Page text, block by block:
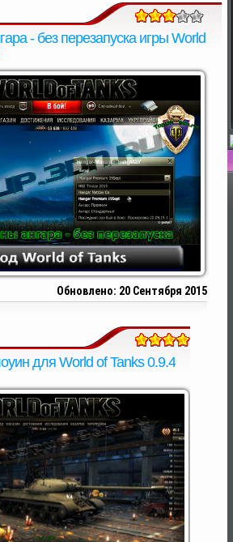
- без перезапуска игры World
Обновлено: 20 Сентября 2015
для World of Tanks 0.9.4